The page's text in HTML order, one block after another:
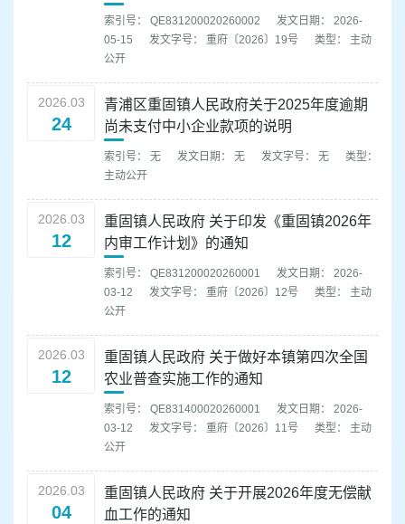
索引号： QE831200020260002
发文日期： 2026-
05-15
发文字号： 重府〔2026〕19号
类型： 主动
公开
2026.03
24
青浦区重固镇人民政府关于2025年度逾期
尚未支付中小企业款项的说明
索引号： 无 发文日期： 无 发文字号： 无
类型：
主动公开
2026.03
12
重固镇人民政府 关于印发《重固镇2026年
内审工作计划》的通知
索引号： QE831200020260001
发文日期： 2026-
03-12
发文字号： 重府〔2026〕12号
类型： 主动
公开
2026.03
12
重固镇人民政府 关于做好本镇第四次全国
农业普查实施工作的通知
索引号： QE831400020260001
发文日期： 2026-
03-12
发文字号： 重府〔2026〕11号
类型： 主动
公开
2026.03
04
重固镇人民政府 关于开展2026年度无偿献
血工作的通知